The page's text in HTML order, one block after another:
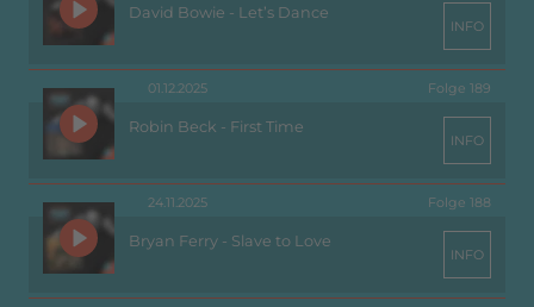
David Bowie - Let’s Dance
INFO
01.12.2025 Folge 189
Robin Beck - First Time
INFO
24.11.2025 Folge 188
Bryan Ferry - Slave to Love
INFO